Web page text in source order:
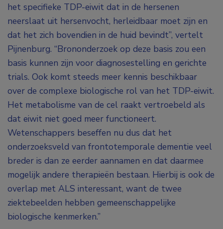
het specifieke TDP-eiwit dat in de hersenen
neerslaat uit hersenvocht, herleidbaar moet zijn en
dat het zich bovendien in de huid bevindt”, vertelt
Pijnenburg. “Brononderzoek op deze basis zou een
basis kunnen zijn voor diagnosestelling en gerichte
trials. Ook komt steeds meer kennis beschikbaar
over de complexe biologische rol van het TDP-eiwit.
Het metabolisme van de cel raakt vertroebeld als
dat eiwit niet goed meer functioneert.
Wetenschappers beseffen nu dus dat het
onderzoeksveld van frontotemporale dementie veel
breder is dan ze eerder aannamen en dat daarmee
mogelijk andere therapieën bestaan. Hierbij is ook de
overlap met ALS interessant, want de twee
ziektebeelden hebben gemeenschappelijke
biologische kenmerken.”